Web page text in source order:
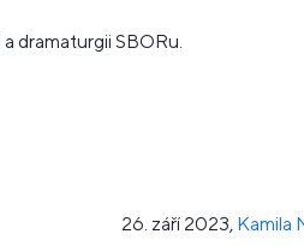
dramaturgii SBORu.
26. září 2023, Kamila